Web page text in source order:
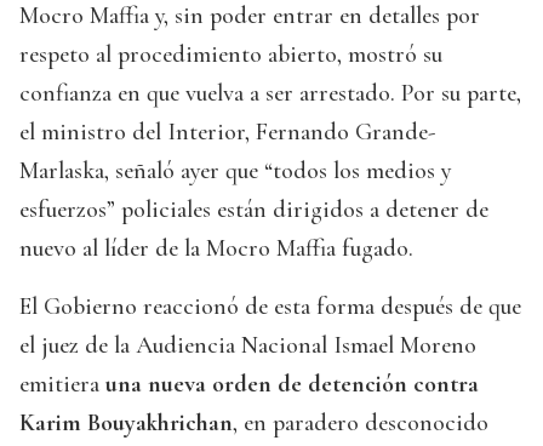
Mocro Maffia y, sin poder entrar en detalles por
respeto al procedimiento abierto, mostró su
confianza en que vuelva a ser arrestado. Por su parte,
el ministro del Interior, Fernando Grande-
Marlaska, señaló ayer que “todos los medios y
esfuerzos” policiales están dirigidos a detener de
nuevo al líder de la Mocro Maffia fugado.
El Gobierno reaccionó de esta forma después de que
el juez de la Audiencia Nacional Ismael Moreno
emitiera una nueva orden de detención contra
Karim Bouyakhrichan, en paradero desconocido